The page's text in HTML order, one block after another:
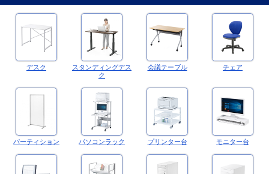
デスク
スタンディングデス
ク
会議テーブル チェア
パーティション パソコンラック プリンター台 モニター台